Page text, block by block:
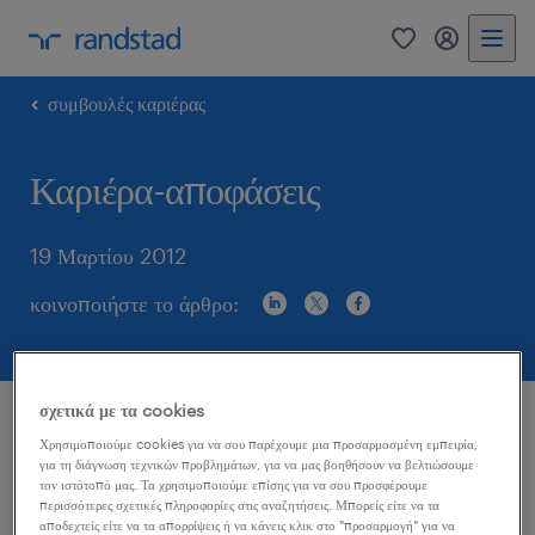
0 my
συμβουλές καριέρας
Καριέρα-αποφάσεις
19 Μαρτίου 2012
κοινοποιήστε το άρθρο:
Πολλοί είναι οι εργαζόμενοι που το τελευταίο
διάστημα έχουν κληθεί να λάβουν σημαντικές
αποφάσεις για την καριέρα τους και το εργασιακό
σχετικά με τα cookies
Χρησιμοποιούμε cookies για να σου παρέχουμε μια προσαρμοσμένη εμπειρία,
για τη διάγνωση τεχνικών προβλημάτων, για να μας βοηθήσουν να βελτιώσουμε
τον ιστότοπό μας. Τα χρησιμοποιούμε επίσης για να σου προσφέρουμε
περισσότερες σχετικές πληροφορίες στις αναζητήσεις. Μπορείς είτε να τα
αποδεχτείς είτε να τα απορρίψεις ή να κάνεις κλικ στο "προσαρμογή" για να